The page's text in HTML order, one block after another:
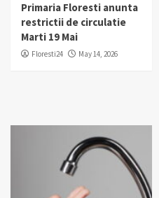
Primaria Floresti anunta
restrictii de circulatie
Marti 19 Mai
Floresti24 May 14, 2026